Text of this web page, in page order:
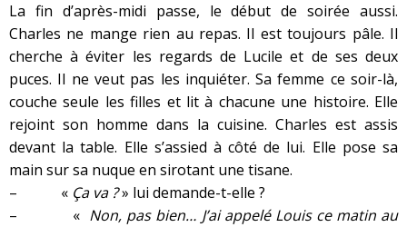
La fin d’après-midi passe, le début de soirée aussi.
Charles ne mange rien au repas. Il est toujours pâle. Il
cherche à éviter les regards de Lucile et de ses deux
puces. Il ne veut pas les inquiéter. Sa femme ce soir-là,
couche seule les filles et lit à chacune une histoire. Elle
rejoint son homme dans la cuisine. Charles est assis
devant la table. Elle s’assied à côté de lui. Elle pose sa
main sur sa nuque en sirotant une tisane.
– « Ça va ?» lui demande-t-elle ?
– « Non, pas bien… J’ai appelé Louis ce matin au